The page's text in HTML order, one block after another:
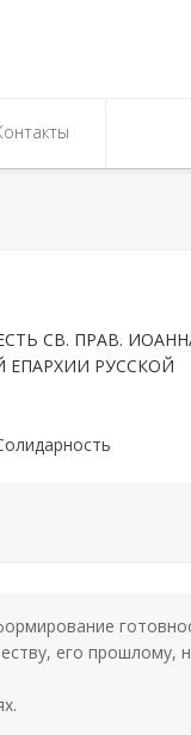
СВ. ПРАВ.
ЕПАРХИИ РУССКОЙ
его прошлому,